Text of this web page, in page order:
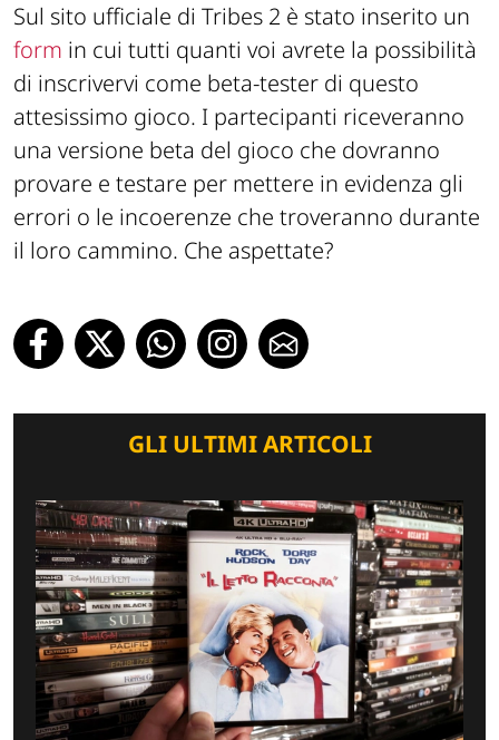
Sul sito ufficiale di Tribes 2 è stato inserito un
form in cui tutti quanti voi avrete la possibilità
di inscrivervi come beta-tester di questo
attesissimo gioco. I partecipanti riceveranno
una versione beta del gioco che dovranno
provare e testare per mettere in evidenza gli
errori o le incoerenze che troveranno durante
il loro cammino. Che aspettate?
GLI ULTIMI ARTICOLI